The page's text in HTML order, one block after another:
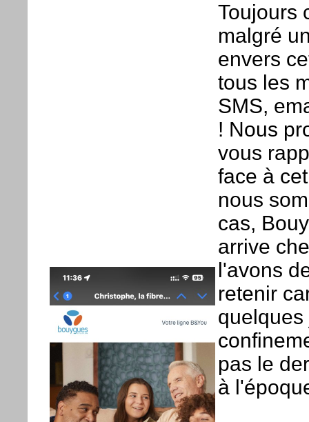
Toujours
malgré
envers
tous les
SMS,
! Nous
vous
face à
nous
cas,
arrive
l'avons
retenir
pas le
à